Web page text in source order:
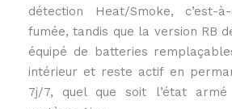
détection Heat/Smoke, c’est-
fumée, tandis que la version RB
équipé de batteries
intérieur et reste actif en
7j/7, quel que soit l’état